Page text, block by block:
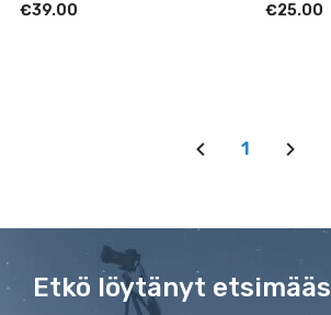
€39.00 €25.00
1
Etkö löytänyt